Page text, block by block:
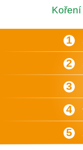
Koření
1
2
3
4
5